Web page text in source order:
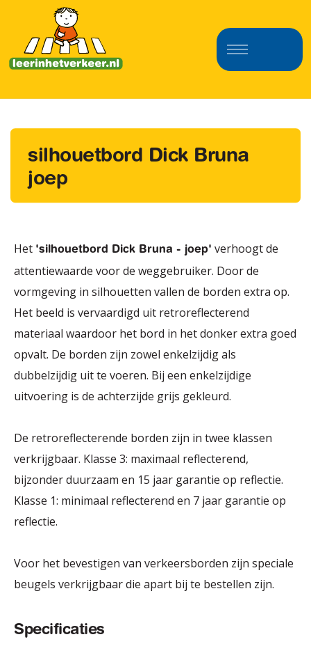
silhouetbord Dick Bruna
joep
Het 'silhouetbord Dick Bruna - joep' verhoogt de
attentiewaarde voor de weggebruiker. Door de
vormgeving in silhouetten vallen de borden extra op.
Het beeld is vervaardigd uit retroreflecterend
materiaal waardoor het bord in het donker extra goed
opvalt. De borden zijn zowel enkelzijdig als
dubbelzijdig uit te voeren. Bij een enkelzijdige
uitvoering is de achterzijde grijs gekleurd.
De retroreflecterende borden zijn in twee klassen
verkrijgbaar. Klasse 3: maximaal reflecterend,
bijzonder duurzaam en 15 jaar garantie op reflectie.
Klasse 1: minimaal reflecterend en 7 jaar garantie op
reflectie.
Voor het bevestigen van verkeersborden zijn speciale
beugels verkrijgbaar die apart bij te bestellen zijn.
Specificaties